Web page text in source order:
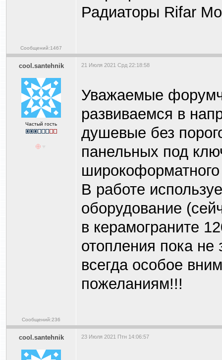
Сообщений:1467
Радиаторы Rifar
cool.santehnik
Частый гость
Сообщений:236
21 Июля 2021 Срд 22:18:58
Уважаемые
развиваемся в
душевые без
панельных под
В работе
оборудование
в керамограните
отопления пока
всегда особое
пожеланиям!!!
cool.santehnik 23 Июля 2021 Птн 14:06:57